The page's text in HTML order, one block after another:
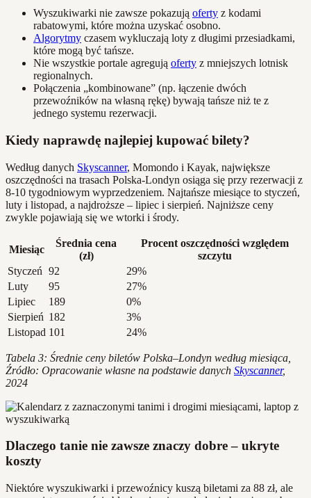
Wyszukiwarki nie zawsze pokazują oferty z kodami
rabatowymi, które można uzyskać osobno.
Algorytmy czasem wykluczają loty z długimi przesiadkami,
które mogą być tańsze.
Nie wszystkie portale agregują oferty z mniejszych lotnisk
regionalnych.
Połączenia „kombinowane” (np. łączenie dwóch
przewoźników na własną rękę) bywają tańsze niż te z
jednego systemu rezerwacji.
Kiedy naprawdę najlepiej kupować bilety?
Według danych Skyscanner, Momondo i Kayak, największe
oszczędności na trasach Polska-Londyn osiąga się przy rezerwacji z
8-10 tygodniowym wyprzedzeniem. Najtańsze miesiące to styczeń,
luty i listopad, a najdroższe – lipiec i sierpień. Najniższe ceny
zwykle pojawiają się we wtorki i środy.
Miesiąc
Średnia cena
(zł)
Procent oszczędności względem
szczytu
Styczeń 92
29%
Luty
95
27%
Lipiec
189
0%
Sierpień 182
3%
Listopad 101 24%
Tabela 3: Średnie ceny biletów Polska–Londyn według miesiąca,
Źródło: Opracowanie własne na podstawie danych Skyscanner,
2024
Dlaczego tanie nie zawsze znaczy dobre – ukryte
koszty
Niektóre wyszukiwarki i przewoźnicy kuszą biletami za 88 zł, ale